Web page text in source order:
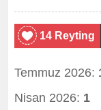
14 Reyting
Temmuz 2026:
Nisan 2026: 1